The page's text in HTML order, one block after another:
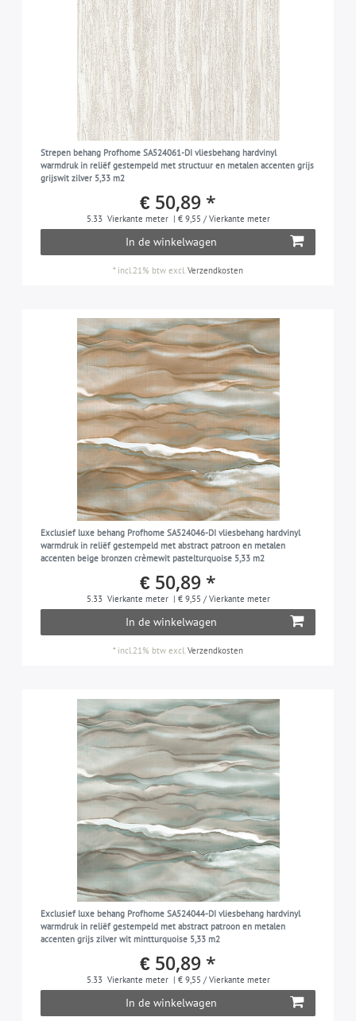
Strepen behang Profhome SA524061-DI vliesbehang hardvinyl
warmdruk in reliëf gestempeld met structuur en metalen accenten grijs
grijswit zilver 5,33 m2
€ 50,89 *
5.33 Vierkante meter | € 9,55 / Vierkante meter
In de winkelwagen
* incl.21% btw excl.Verzendkosten
Exclusief luxe behang Profhome SA524046-DI vliesbehang hardvinyl
warmdruk in reliëf gestempeld met abstract patroon en metalen
accenten beige bronzen crèmewit pastelturquoise 5,33 m2
€ 50,89 *
5.33 Vierkante meter | € 9,55 / Vierkante meter
In de winkelwagen
* incl.21% btw excl.Verzendkosten
Exclusief luxe behang Profhome SA524044-DI vliesbehang hardvinyl
warmdruk in reliëf gestempeld met abstract patroon en metalen
accenten grijs zilver wit mintturquoise 5,33 m2
€ 50,89 *
5.33 Vierkante meter | € 9,55 / Vierkante meter
In de winkelwagen